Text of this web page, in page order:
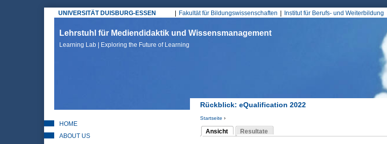
UNIVERSITÄT DUISBURG-ESSEN
Hauptmenü
Fakultät für Bildungswissenschaften Institut für Berufs- und Weiterbildung
Lehrstuhl für Mediendidaktik und Wissensmanagement
Learning Lab | Exploring the Future of Learning
Rückblick: eQualification 2022
Sie sind hier
Startseite ›
Ansicht
(aktiver Reiter)
Resultate
HOME
ABOUT US